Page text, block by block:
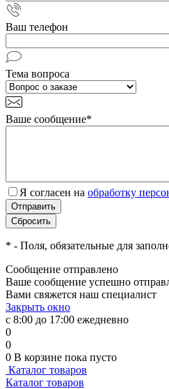
Ваш телефон
Тема вопроса
Ваше сообщение*
Я согласен на обработку
* - Поля, обязательные для
Сообщение отправлено
Ваше сообщение успешно
Вами свяжется наш специалист
Закрыть окно
с 8:00 до 17:00 ежедневно
0
0
0 В корзине пока пусто
Каталог товаров
Каталог товаров